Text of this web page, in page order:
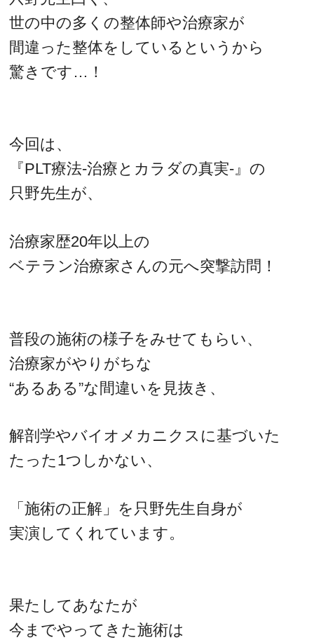
世の中の多くの整体師や治療家が
間違った整体をしているというから
驚きです…！
今回は、
『PLT療法-治療とカラダの真実-』の
只野先生が、
治療家歴20年以上の
ベテラン治療家さんの元へ突撃訪問！
普段の施術の様子をみせてもらい、
治療家がやりがちな
“あるある”な間違いを見抜き、
解剖学やバイオメカニクスに基づいた
たった1つしかない、
「施術の正解」を只野先生自身が
実演してくれています。
果たしてあなたが
今までやってきた施術は